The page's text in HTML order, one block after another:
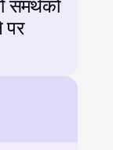
समर्थकों
पर